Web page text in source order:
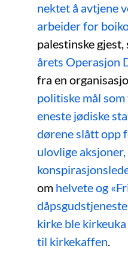
nektet å avtjene
arbeider for
palestinske
årets Operasjon
fra en
politiske mål
eneste jødiske
dørene slått opp
ulovlige
om helvete og
kirke ble
til kirkekaffen.